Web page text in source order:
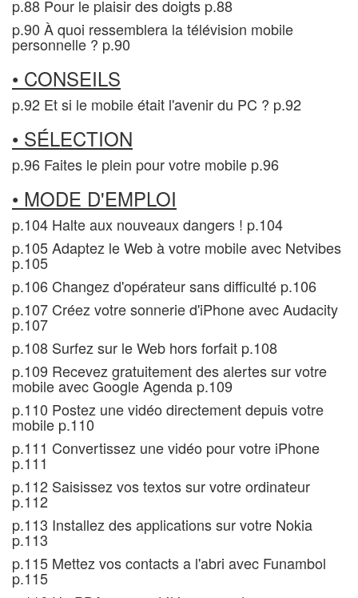
p.88 Pour le plaisir des doigts p.88
p.90 À quoi ressemblera la télévision mobile
personnelle ? p.90
• CONSEILS
p.92 Et si le mobile était l'avenir du PC ? p.92
• SÉLECTION
p.96 Faites le plein pour votre mobile p.96
• MODE D'EMPLOI
p.104 Halte aux nouveaux dangers ! p.104
p.105 Adaptez le Web à votre mobile avec Netvibes
p.105
p.106 Changez d'opérateur sans difficulté p.106
p.107 Créez votre sonnerie d'iPhone avec Audacity
p.107
p.108 Surfez sur le Web hors forfait p.108
p.109 Recevez gratuitement des alertes sur votre
mobile avec Google Agenda p.109
p.110 Postez une vidéo directement depuis votre
mobile p.110
p.111 Convertissez une vidéo pour votre iPhone
p.111
p.112 Saisissez vos textos sur votre ordinateur
p.112
p.113 Installez des applications sur votre Nokia
p.113
p.115 Mettez vos contacts a l'abri avec Funambol
p.115